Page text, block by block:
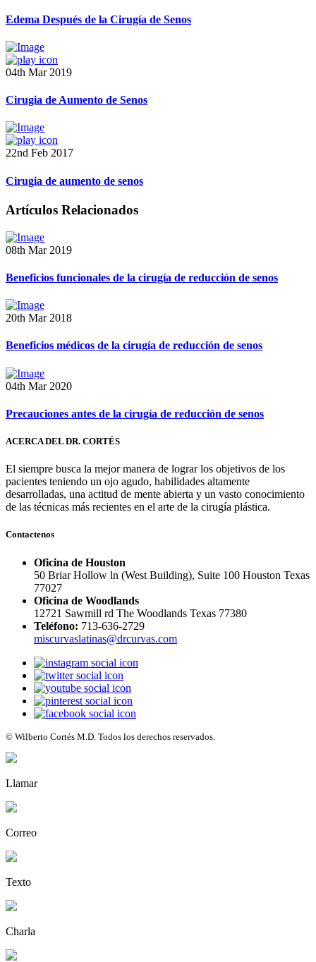
Edema Después de la Cirugía de Senos
04th Mar 2019
Cirugia de Aumento de Senos
22nd Feb 2017
Cirugia de aumento de senos
Artículos Relacionados
08th Mar 2019
Beneficios funcionales de la cirugía de reducción de senos
20th Mar 2018
Beneficios médicos de la cirugía de reducción de senos
04th Mar 2020
Precauciones antes de la cirugía de reducción de senos
ACERCA DEL DR. CORTÉS
El siempre busca la mejor manera de lograr los objetivos de los
pacientes teniendo un ojo agudo, habilidades altamente
desarrolladas, una actitud de mente abierta y un vasto conocimiento
de las técnicas más recientes en el arte de la cirugía plástica.
Contactenos
Oficina de Houston
50 Briar Hollow ln (West Building), Suite 100 Houston Texas
77027
Oficina de Woodlands
12721 Sawmill rd The Woodlands Texas 77380
Teléfono: 713-636-2729
miscurvaslatinas@drcurvas.com
© Wilberto Cortés M.D. Todos los derechos reservados.
Llamar
Correo
Texto
Charla